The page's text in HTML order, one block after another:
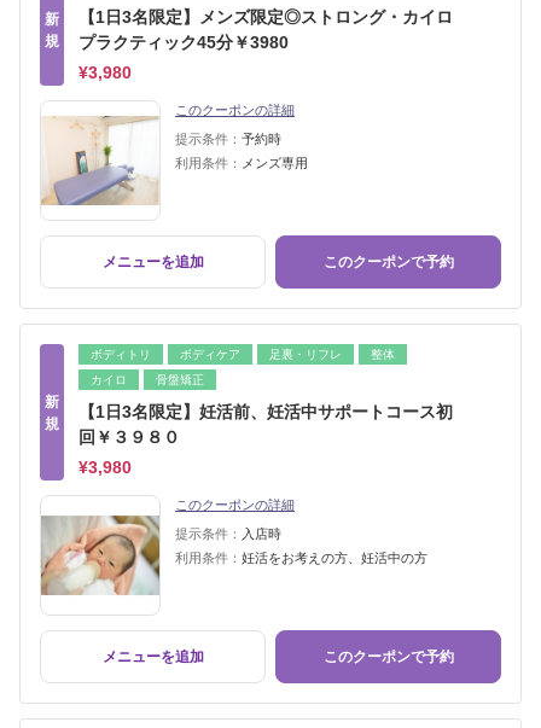
新
規
【1日3名限定】メンズ限定◎ストロング・カイロ
プラクティック45分￥3980
¥3,980
このクーポンの詳細
提示条件： 予約時
利用条件：
メンズ専用
メニューを追加 このクーポンで予約
新
規
ボディトリ ボディケア 足裏・リフレ
整体
カイロ
骨盤矯正
【1日3名限定】妊活前、妊活中サポートコース初
回￥３９８０
¥3,980
このクーポンの詳細
提示条件：
入店時
利用条件： 妊活をお考えの方、妊活中の方
メニューを追加 このクーポンで予約